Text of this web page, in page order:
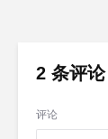
2 条评论
评论